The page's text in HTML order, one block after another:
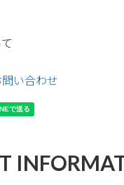
い合わせ